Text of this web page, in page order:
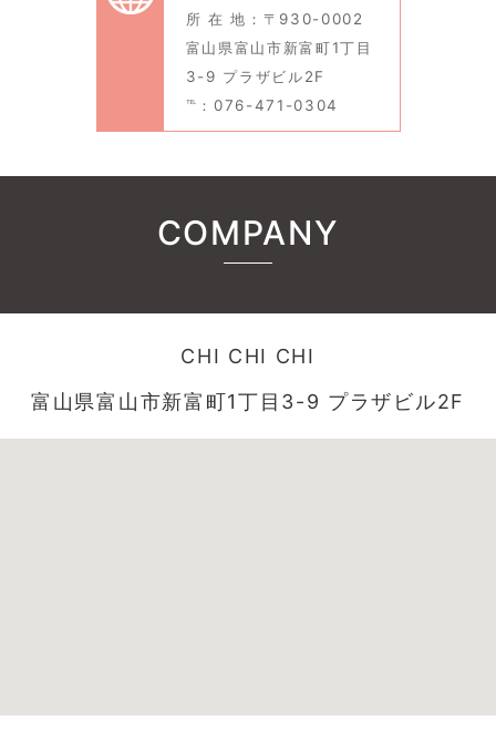
所 在 地：〒930-0002
富山県富山市新富町1丁目
3-9 プラザビル2F
℡：076-471-0304
COMPANY
CHI CHI CHI
富山県富山市新富町1丁目3-9 プラザビル2F